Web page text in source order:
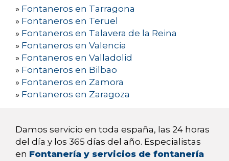
» Fontaneros en Tarragona
» Fontaneros en Teruel
» Fontaneros en Talavera de la Reina
» Fontaneros en Valencia
» Fontaneros en Valladolid
» Fontaneros en Bilbao
» Fontaneros en Zamora
» Fontaneros en Zaragoza
Damos servicio en toda españa, las 24 horas
del día y los 365 días del año. Especialistas
en Fontanería y servicios de fontanería